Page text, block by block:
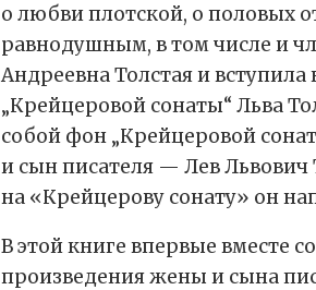
о любви плотской, о половых
равнодушным, в том числе и
Андреевна Толстая и
„Крейцеровой сонаты“ Льва
собой фон „Крейцеровой
и сын писателя — Лев Львович
на «Крейцерову сонату» он
В этой книге впервые вместе
произведения жены и сына